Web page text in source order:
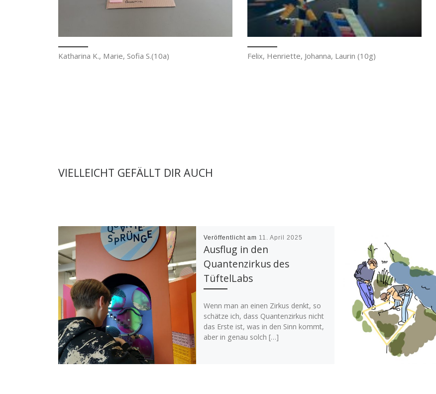
Katharina K., Marie, Sofia S.(10a) Felix, Henriette, Johanna, Laurin (10g)
VIELLEICHT GEFÄLLT DIR AUCH
Veröffentlicht am 11. April 2025
Ausflug in den
Quantenzirkus des
TüftelLabs
Wenn man an einen Zirkus denkt, so
schätze ich, dass Quantenzirkus nicht
das Erste ist, was in den Sinn kommt,
aber in genau solch […]